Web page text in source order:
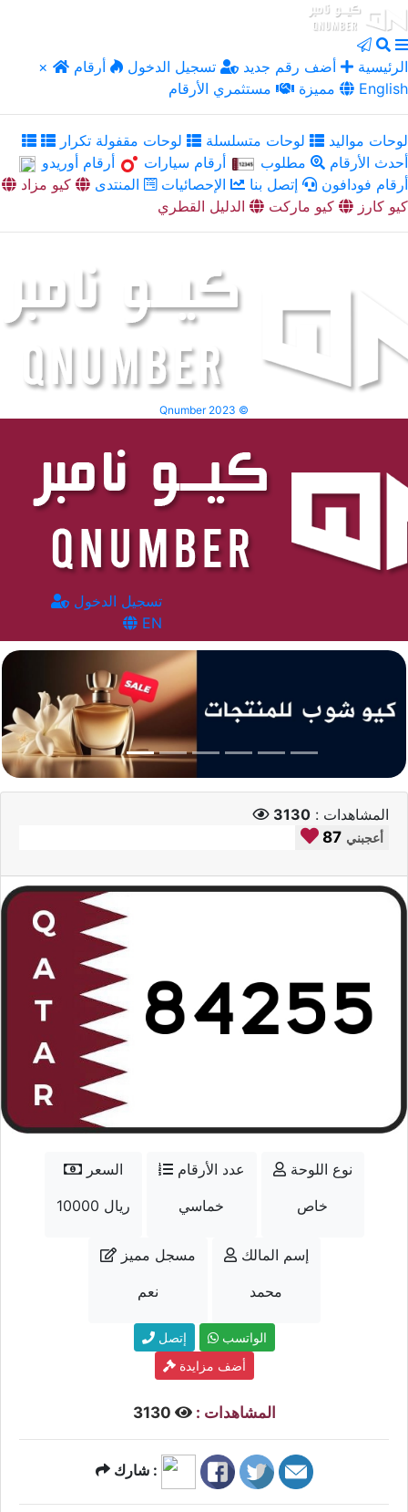
× الرئيسية أضف رقم جديد تسجيل الدخول
أرقام
مميزة
مستثمري الأرقام English
لوحات مواليد لوحات متسلسلة
لوحات مقفولة تكرار
أحدث الأرقام
مطلوب أرقام سيارات
أرقام أوريدو
أرقام فودافون
إتصل بنا الإحصائيات المنتدى
كيو مزاد
كيو كارز
كيو ماركت الدليل القطري
Qnumber 2023 ©
تسجيل الدخول
EN
المشاهدات : 3130
87 أعجبني
السعر
10000 ريال
عدد الأرقام
خماسي
نوع اللوحة
خاص
مسجل مميز
نعم
إسم المالك
محمد
إتصل
الواتسب
أضف مزايدة
المشاهدات :
شارك :